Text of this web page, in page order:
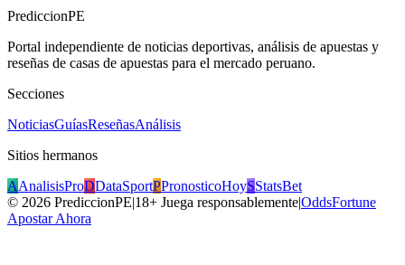
PrediccionPE
Portal independiente de noticias deportivas, análisis de apuestas y
reseñas de casas de apuestas para el mercado peruano.
Secciones
NoticiasGuíasReseñasAnálisis
Sitios hermanos
AAnalisisProDDataSportPPronosticoHoySStatsBet
© 2026 PrediccionPE|18+ Juega responsablemente|OddsFortune
Apostar Ahora